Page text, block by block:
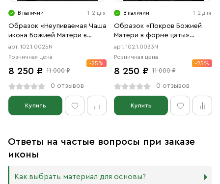
В наличии 1-2 дня
Образок «Неупиваемая Чаша
икона Божией Матери в
форме цаты» чернение
арт. 102.1.0025N
Розничная цена
8 250 ₽ 11 000 ₽
-25%
0 отзывов
Купить
В наличии 1-2 дня
Образок «Покров Божией
Матери в форме цаты»
чернение
арт. 102.1.0033N
Розничная цена
8 250 ₽ 11 000 ₽
-25%
0 отзывов
Купить
Ответы на частые вопросы при заказе
иконы
Как выбрать материал для основы?